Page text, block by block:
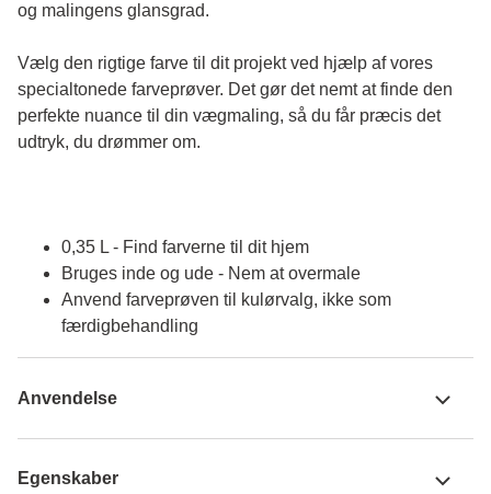
og malingens glansgrad.
Vælg den rigtige farve til dit projekt ved hjælp af vores
specialtonede farveprøver. Det gør det nemt at finde den
perfekte nuance til din vægmaling, så du får præcis det
udtryk, du drømmer om.
0,35 L - Find farverne til dit hjem
Bruges inde og ude - Nem at overmale
Anvend farveprøven til kulørvalg, ikke som
færdigbehandling
Anvendelse
Egenskaber